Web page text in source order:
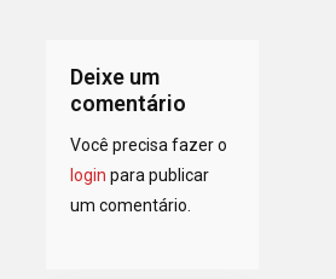
Deixe um
comentário
Você precisa fazer o
login para publicar
um comentário.